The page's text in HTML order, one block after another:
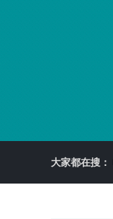
大家都在搜：